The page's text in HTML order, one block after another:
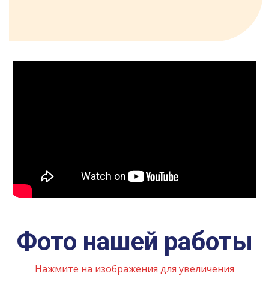
Фото нашей работы
Нажмите на изображения для увеличения